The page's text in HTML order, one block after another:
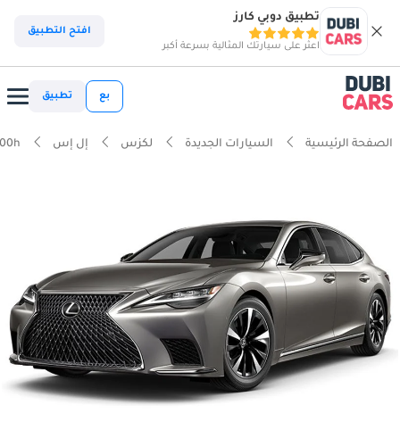
تطبيق دوبي كارز
اعثر على سيارتك المثالية بسرعة أكبر
افتح التطبيق
بع تطبيق
الصفحة الرئيسية السيارات الجديدة لكزس إل إس